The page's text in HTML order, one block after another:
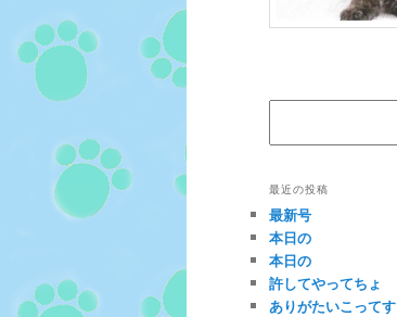
最近の投稿
最新号
本日の
本日の
許してやってちょ
ありがたいこってす